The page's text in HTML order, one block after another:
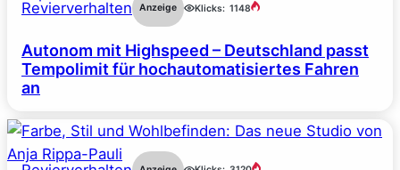
Revierverhalten Anzeige Klicks: 1148
Autonom mit Highspeed – Deutschland passt
Tempolimit für hochautomatisiertes Fahren
an